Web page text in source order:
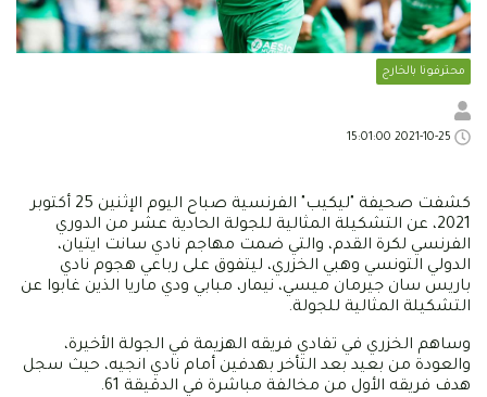
محترفونا بالخارج
كشفت صحيفة "ليكيب" الفرنسية صباح اليوم الإثنين 25 أكتوبر
2021، عن التشكيلة المثالية للجولة الحادية عشر من الدوري
الفرنسي لكرة القدم، والتي ضمت مهاجم نادي سانت ايتيان،
الدولي التونسي وهبي الخزري، ليتفوق على رباعي هجوم نادي
باريس سان جيرمان ميسي، نيمار، مبابي ودي ماريا الذين غابوا عن
التشكيلة المثالية للجولة.
وساهم الخزري في تفادي فريقه الهزيمة في الجولة الأخيرة،
والعودة من بعيد بعد التأخر بهدفين أمام نادي انجيه، حيث سجل
هدف فريقه الأول من مخالفة مباشرة في الدقيقة 61.